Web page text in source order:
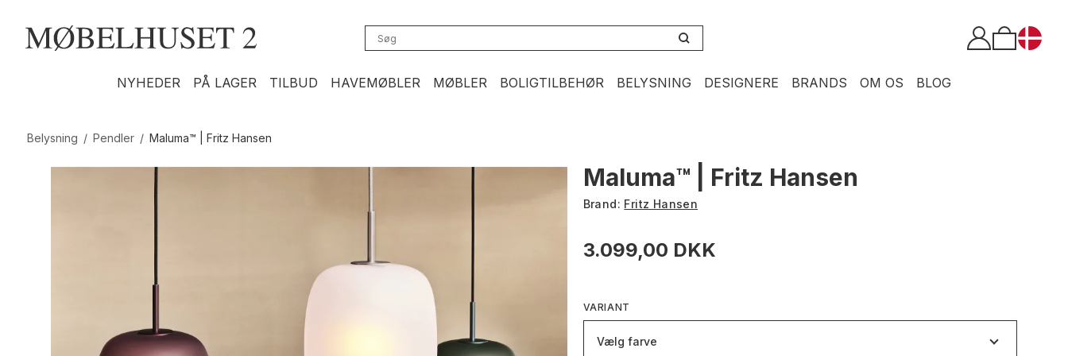
NYHEDER PÅ LAGER TILBUD HAVEMØBLER MØBLER BOLIGTILBEHØR BELYSNING DESIGNERE BRANDS OM OS BLOG
Belysning / Pendler / Maluma™ | Fritz Hansen
Maluma™ | Fritz Hansen
Brand: Fritz Hansen
3.099,00 DKK
VARIANT
Vælg farve